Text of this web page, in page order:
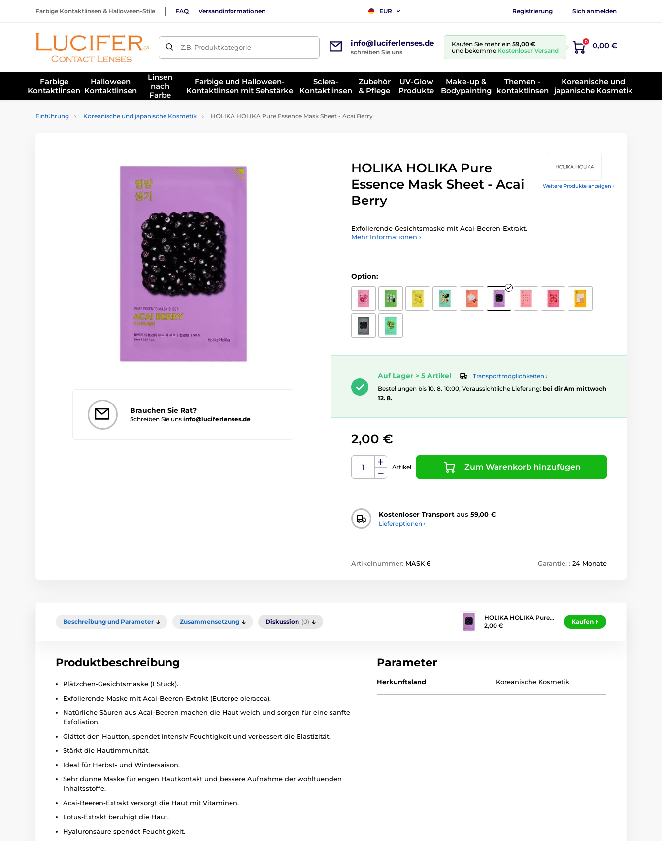
Farbige Kontaktlinsen & Halloween-Stile FAQ Versandinformationen EUR Registrierung Sich anmelden
Z.B. Produktkategorie info@luciferlenses.de
schreiben Sie uns
Kaufen Sie mehr ein 59,00 €
und bekomme Kostenloser Versand
0 0,00 €
Farbige
Kontaktlinsen
Halloween
Kontaktlinsen
Linsen
nach
Farbe
Farbige und Halloween-
Kontaktlinsen mit Sehstärke
Sclera-
Kontaktlinsen
Zubehör
& Pflege
UV-Glow
Produkte
Make-up &
Bodypainting
Themen -
kontaktlinsen
Koreanische und
japanische Kosmetik
Einführung Koreanische und japanische Kosmetik HOLIKA HOLIKA Pure Essence Mask Sheet - Acai Berry
Weitere Produkte anzeigen ›
Brauchen Sie Rat?
Schreiben Sie uns info@luciferlenses.de
HOLIKA HOLIKA Pure
Essence Mask Sheet - Acai
Berry
Exfolierende Gesichtsmaske mit Acai-Beeren-Extrakt.
Mehr Informationen ›
Option:
Auf Lager > 5 Artikel
Transportmöglichkeiten ›
Bestellungen bis 10. 8. 10:00, Voraussichtliche Lieferung: bei dir Am mittwoch
12. 8.
2,00 €
Artikel Zum Warenkorb hinzufügen
Kostenloser Transport aus 59,00 €
Lieferoptionen ›
Artikelnummer: MASK 6 Garantie: : 24 Monate
Beschreibung und Parameter Zusammensetzung Diskussion (0)
HOLIKA HOLIKA Pure…
2,00 €
Kaufen
Produktbeschreibung
Plätzchen-Gesichtsmaske (1 Stück).
Exfolierende Maske mit Acai-Beeren-Extrakt (Euterpe oleracea).
Natürliche Säuren aus Acai-Beeren machen die Haut weich und sorgen für eine sanfte
Exfoliation.
Glättet den Hautton, spendet intensiv Feuchtigkeit und verbessert die Elastizität.
Stärkt die Hautimmunität.
Ideal für Herbst- und Wintersaison.
Sehr dünne Maske für engen Hautkontakt und bessere Aufnahme der wohltuenden
Inhaltsstoffe.
Acai-Beeren-Extrakt versorgt die Haut mit Vitaminen.
Lotus-Extrakt beruhigt die Haut.
Hyaluronsäure spendet Feuchtigkeit.
Parameter
Herkunftsland Koreanische Kosmetik